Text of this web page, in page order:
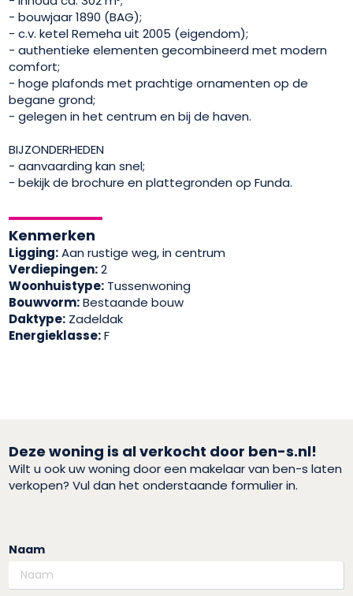
- bouwjaar 1890 (BAG);
- c.v. ketel Remeha uit 2005 (eigendom);
- authentieke elementen gecombineerd met modern
comfort;
- hoge plafonds met prachtige ornamenten op de
begane grond;
- gelegen in het centrum en bij de haven.
BIJZONDERHEDEN
- aanvaarding kan snel;
- bekijk de brochure en plattegronden op Funda.
Kenmerken
Ligging:Aan rustige weg, in centrum
Verdiepingen:2
Woonhuistype: Tussenwoning
Bouwvorm:Bestaande bouw
Daktype: Zadeldak
Energieklasse:F
Deze woning is al verkocht door ben-s.nl!
Wilt u ook uw woning door een makelaar van ben-s laten
verkopen? Vul dan het onderstaande formulier in.
Naam